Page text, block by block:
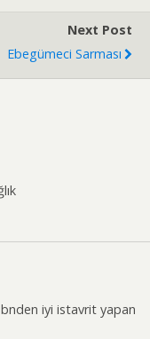
Next Post
Ebegümeci Sarması
iyi istavrit yapan